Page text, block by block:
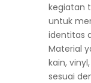
kegiatan
untuk
identitas
Material
kain,
sesuai